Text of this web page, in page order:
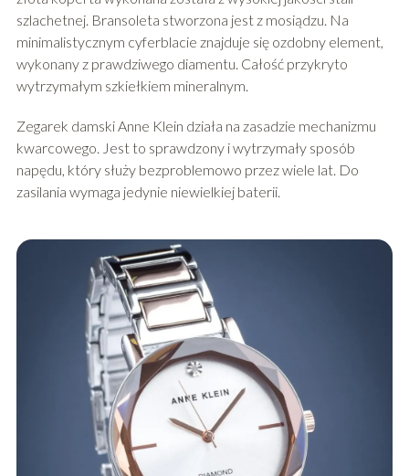
szlachetnej. Bransoleta stworzona jest z mosiądzu. Na
minimalistycznym cyferblacie znajduje się ozdobny element,
wykonany z prawdziwego diamentu. Całość przykryto
wytrzymałym szkiełkiem mineralnym.
Zegarek damski Anne Klein działa na zasadzie mechanizmu
kwarcowego. Jest to sprawdzony i wytrzymały sposób
napędu, który służy bezproblemowo przez wiele lat. Do
zasilania wymaga jedynie niewielkiej baterii.